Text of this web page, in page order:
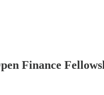
Finance